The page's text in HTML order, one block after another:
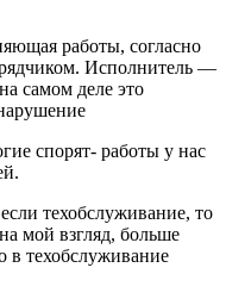
работы, согласно
Исполнитель —
самом деле это
спорят- работы у нас
техобслуживание, то
мой взгляд, больше
в техобслуживание